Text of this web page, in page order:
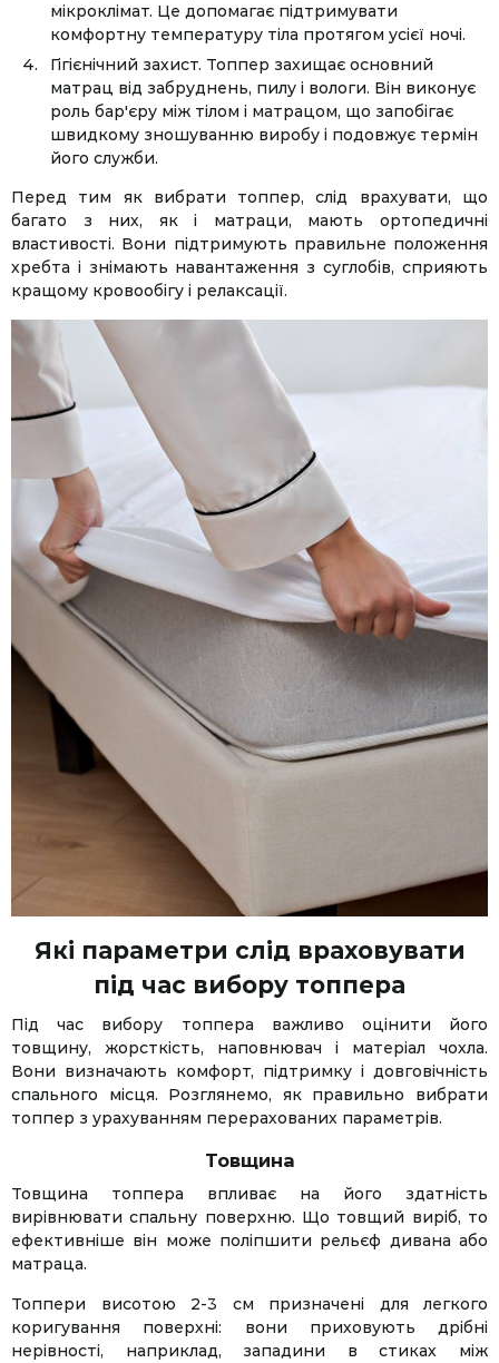
мікроклімат. Це допомагає підтримувати
комфортну температуру тіла протягом усієї ночі.
Гігієнічний захист. Топпер захищає основний
матрац від забруднень, пилу і вологи. Він виконує
роль бар'єру між тілом і матрацом, що запобігає
швидкому зношуванню виробу і подовжує термін
його служби.
Перед тим як вибрати топпер, слід врахувати, що
багато з них, як і матраци, мають ортопедичні
властивості. Вони підтримують правильне положення
хребта і знімають навантаження з суглобів, сприяють
кращому кровообігу і релаксації.
Які параметри слід враховувати
під час вибору топпера
Під час вибору топпера важливо оцінити його
товщину, жорсткість, наповнювач і матеріал чохла.
Вони визначають комфорт, підтримку і довговічність
спального місця. Розглянемо, як правильно вибрати
топпер з урахуванням перерахованих параметрів.
Товщина
Товщина топпера впливає на його здатність
вирівнювати спальну поверхню. Що товщий виріб, то
ефективніше він може поліпшити рельєф дивана або
матраца.
Топпери висотою 2-3 см призначені для легкого
коригування поверхні: вони приховують дрібні
нерівності, наприклад, западини в стиках між